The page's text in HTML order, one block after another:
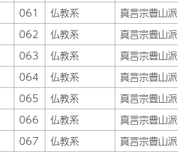
061 仏教系 真言宗豊山派
062 仏教系 真言宗豊山派
063 仏教系 真言宗豊山派
064 仏教系 真言宗豊山派
065 仏教系 真言宗豊山派
066 仏教系 真言宗豊山派
067 仏教系 真言宗豊山派